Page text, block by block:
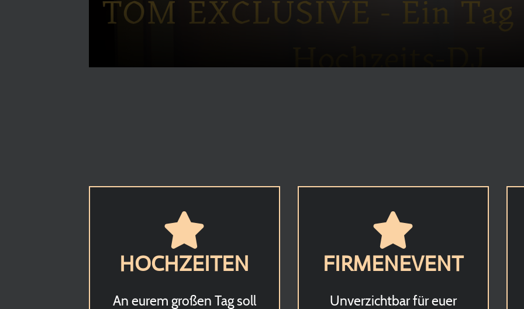
HOCHZEITEN
An eurem großen Tag soll
FIRMENEVENT
Unverzichtbar für euer